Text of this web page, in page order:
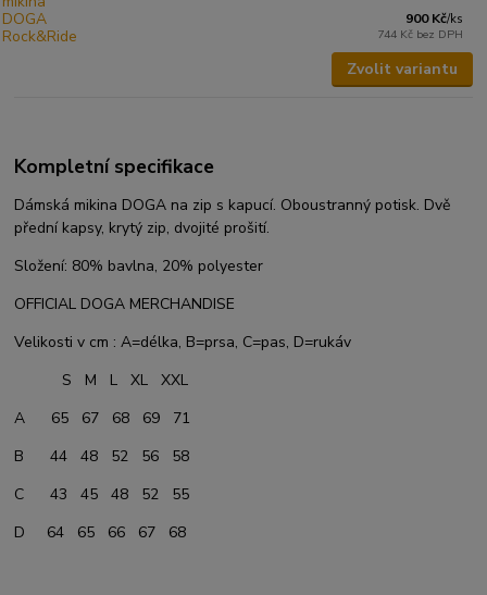
900 Kč/ks
744 Kč bez DPH
Zvolit variantu
Kompletní specifikace
Dámská mikina DOGA na zip s kapucí. Oboustranný potisk. Dvě
přední kapsy, krytý zip, dvojité prošití.
Složení: 80% bavlna, 20% polyester
OFFICIAL DOGA MERCHANDISE
Velikosti v cm : A=délka, B=prsa, C=pas, D=rukáv
S M L XL XXL
A 65 67 68 69 71
B 44 48 52 56 58
C 43 45 48 52 55
D 64 65 66 67 68